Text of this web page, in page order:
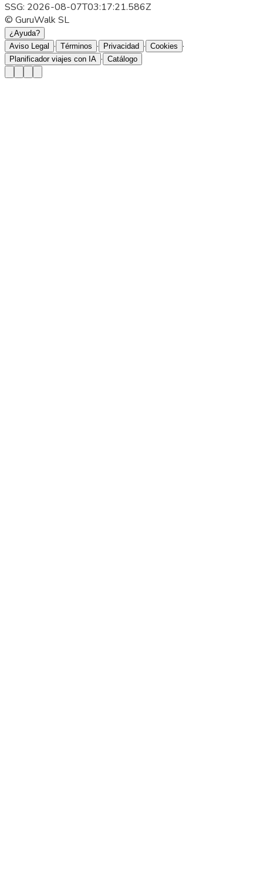
SSG: 2026-08-07T03:17:21.586Z
© GuruWalk SL
¿Ayuda?
Aviso Legal
· Términos · Privacidad · Cookies ·
Planificador viajes con IA · Catálogo